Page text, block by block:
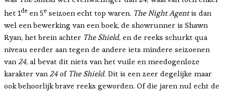
het 1de en 5e seizoen echt top waren. The Night Agentis dan
wel een bewerking van een boek, de showrunner is Shawn
Ryan, het brein achter The Shield, en de reeks schurkt qua
niveau eerder aan tegen de andere iets mindere seizoenen
van 24, al bevat dit niets van het vuile en meedogenloze
karakter van 24 of The Shield. Dit is een zeer degelijke maar
ook behoorlijk brave reeks geworden. Of die jaren nul echt de